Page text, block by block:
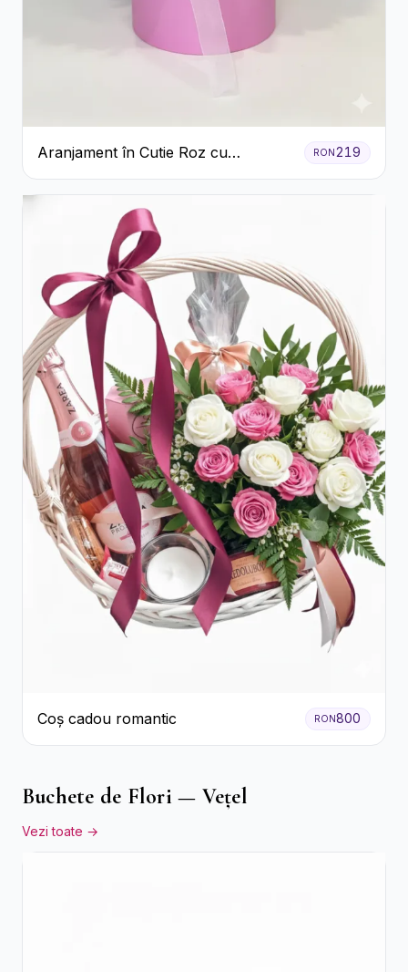
Aranjament în Cutie Roz cu
Crizanteme Albe și Lila
RON219
Coș cadou romantic RON800
Buchete de Flori — Vețel
Vezi toate →